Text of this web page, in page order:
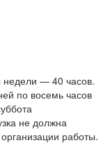
недели — 40 часов.
по восемь часов
не должна
работы.